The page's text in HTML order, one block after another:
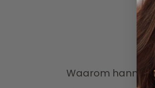
Waarom hannah